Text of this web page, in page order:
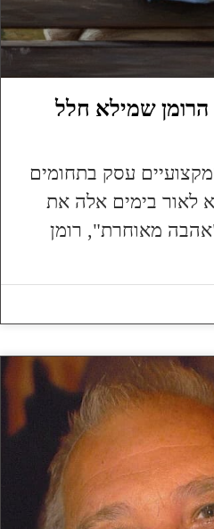
שמילא חלל
עסק בתחומים
לאור בימים אלה את
מאוחרת", רומן